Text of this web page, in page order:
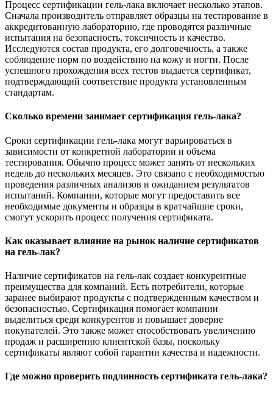
Процесс сертификации гель-лака включает несколько этапов.
Сначала производитель отправляет образцы на тестирование в
аккредитованную лабораторию, где проводятся различные
испытания на безопасность, токсичность и качество.
Исследуются состав продукта, его долговечность, а также
соблюдение норм по воздействию на кожу и ногти. После
успешного прохождения всех тестов выдается сертификат,
подтверждающий соответствие продукта установленным
стандартам.
Сколько времени занимает сертификация гель-лака?
Сроки сертификации гель-лака могут варьироваться в
зависимости от конкретной лаборатории и объема
тестирования. Обычно процесс может занять от нескольких
недель до нескольких месяцев. Это связано с необходимостью
проведения различных анализов и ожиданием результатов
испытаний. Компании, которые могут предоставить все
необходимые документы и образцы в кратчайшие сроки,
смогут ускорить процесс получения сертификата.
Как оказывает влияние на рынок наличие сертификатов
на гель-лак?
Наличие сертификатов на гель-лак создает конкурентные
преимущества для компаний. Есть потребители, которые
заранее выбирают продукты с подтвержденным качеством и
безопасностью. Сертификация помогает компании
выделиться среди конкурентов и повышает доверие
покупателей. Это также может способствовать увеличению
продаж и расширению клиентской базы, поскольку
сертификаты являют собой гарантии качества и надежности.
Где можно проверить подлинность сертификата гель-лака?